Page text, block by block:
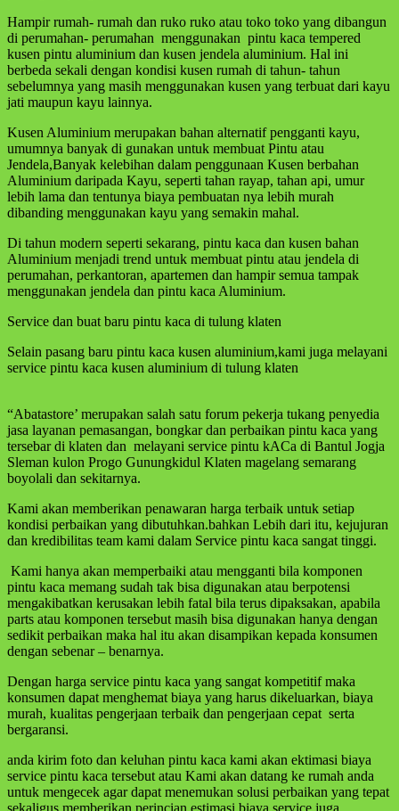
Hampir rumah- rumah dan ruko ruko atau toko toko yang dibangun
di perumahan- perumahan menggunakan pintu kaca tempered
kusen pintu aluminium dan kusen jendela aluminium. Hal ini
berbeda sekali dengan kondisi kusen rumah di tahun- tahun
sebelumnya yang masih menggunakan kusen yang terbuat dari kayu
jati maupun kayu lainnya.
Kusen Aluminium merupakan bahan alternatif pengganti kayu,
umumnya banyak di gunakan untuk membuat Pintu atau
Jendela,Banyak kelebihan dalam penggunaan Kusen berbahan
Aluminium daripada Kayu, seperti tahan rayap, tahan api, umur
lebih lama dan tentunya biaya pembuatan nya lebih murah
dibanding menggunakan kayu yang semakin mahal.
Di tahun modern seperti sekarang, pintu kaca dan kusen bahan
Aluminium menjadi trend untuk membuat pintu atau jendela di
perumahan, perkantoran, apartemen dan hampir semua tampak
menggunakan jendela dan pintu kaca Aluminium.
Service dan buat baru pintu kaca di tulung klaten
Selain pasang baru pintu kaca kusen aluminium,kami juga melayani
service pintu kaca kusen aluminium di tulung klaten
“Abatastore’ merupakan salah satu forum pekerja tukang penyedia
jasa layanan pemasangan, bongkar dan perbaikan pintu kaca yang
tersebar di klaten dan melayani service pintu kACa di Bantul Jogja
Sleman kulon Progo Gunungkidul Klaten magelang semarang
boyolali dan sekitarnya.
Kami akan memberikan penawaran harga terbaik untuk setiap
kondisi perbaikan yang dibutuhkan.bahkan Lebih dari itu, kejujuran
dan kredibilitas team kami dalam Service pintu kaca sangat tinggi.
Kami hanya akan memperbaiki atau mengganti bila komponen
pintu kaca memang sudah tak bisa digunakan atau berpotensi
mengakibatkan kerusakan lebih fatal bila terus dipaksakan, apabila
parts atau komponen tersebut masih bisa digunakan hanya dengan
sedikit perbaikan maka hal itu akan disampikan kepada konsumen
dengan sebenar – benarnya.
Dengan harga service pintu kaca yang sangat kompetitif maka
konsumen dapat menghemat biaya yang harus dikeluarkan, biaya
murah, kualitas pengerjaan terbaik dan pengerjaan cepat serta
bergaransi.
anda kirim foto dan keluhan pintu kaca kami akan ektimasi biaya
service pintu kaca tersebut atau Kami akan datang ke rumah anda
untuk mengecek agar dapat menemukan solusi perbaikan yang tepat
sekaligus memberikan perincian estimasi biaya service juga